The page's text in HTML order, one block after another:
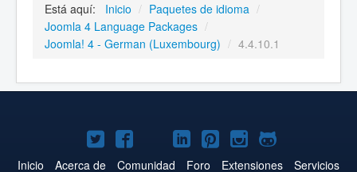
Está aquí: Inicio / Paquetes de idioma /
Joomla 4 Language Packages /
Joomla! 4 - German (Luxembourg) / 4.4.10.1
Joomla!
en
Joomla!
en
Joomla!
en
Joomla!
en
Joomla!
en
Joomla!
en
Joomla!
en
Inicio Acerca de Comunidad Foro Extensiones Servicios